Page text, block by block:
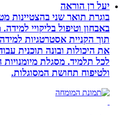
יעל רן הוראה
בוגרת תואר שני בהצטיינות מטעם
באבחון וטיפול בליקויי למידה.
תוך הקניית אסטרטגיות למידה
את היכולות ובונה תוכנית עבודה
לכל תלמיד. מסגלת מיומנויות
ולטיפוח תחושת המסוגלות.